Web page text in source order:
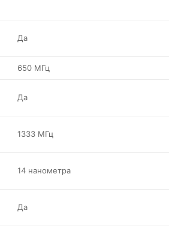
Да
650 МГц
Да
1333 МГц
14 нанометра
Да